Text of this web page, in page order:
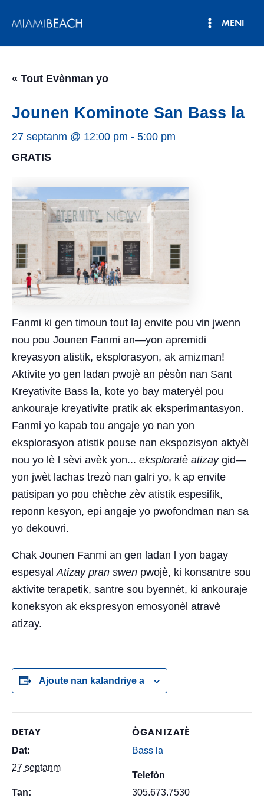
nan
MENI
« Tout Evènman yo
Jounen Kominote San Bass la
27 septanm @ 12:00 pm - 5:00 pm
GRATIS
Fanmi ki gen timoun tout laj envite pou vin jwenn
nou pou Jounen Fanmi an—yon apremidi
kreyasyon atistik, eksplorasyon, ak amizman!
Aktivite yo gen ladan pwojè an pèsòn nan Sant
Kreyativite Bass la, kote yo bay materyèl pou
ankouraje kreyativite pratik ak eksperimantasyon.
Fanmi yo kapab tou angaje yo nan yon
eksplorasyon atistik pouse nan ekspozisyon aktyèl
nou yo lè l sèvi avèk yon... eksploratè atizaygid—
yon jwèt lachas trezò nan galri yo, k ap envite
patisipan yo pou chèche zèv atistik espesifik,
reponn kesyon, epi angaje yo pwofondman nan sa
yo dekouvri.
Chak Jounen Fanmi an gen ladan l yon bagay
espesyalAtizay pran swen pwojè, ki konsantre sou
aktivite terapetik, santre sou byennèt, ki ankouraje
koneksyon ak ekspresyon emosyonèl atravè
atizay.
Ajoute nan kalandriye a
DETAY
Dat:
27 septanm
Tan:
ÒGANIZATÈ
Bass la
Telefòn
305.673.7530